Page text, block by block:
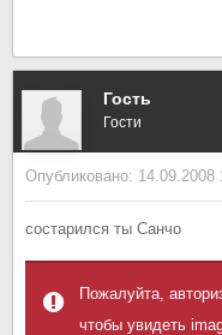
Гость
Гости
Опубликовано: 14.09.2008
состарился ты Санчо
Пожалуйта,
чтобы увидеть